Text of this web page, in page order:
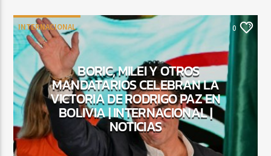
INTERNACIONAL 0
BORIC, MILEI Y OTROS
MANDATARIOS CELEBRAN LA
VICTORIA DE RODRIGO PAZ EN
BOLIVIA | INTERNACIONAL |
NOTICIAS